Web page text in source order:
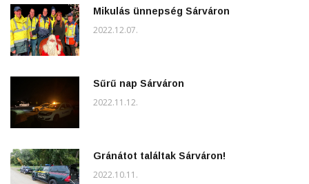
Mikulás ünnepség Sárváron
2022.12.07.
Sűrű nap Sárváron
2022.11.12.
Gránátot találtak Sárváron!
2022.10.11.